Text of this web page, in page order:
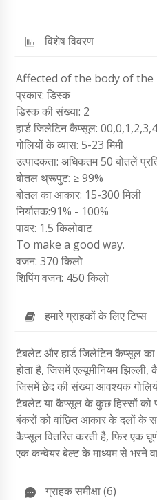
विशेष विवरण
Affected of the body of the
प्रकार: डिस्क
डिस्क की संख्या: 2
हार्ड जिलेटिन कैप्सूल:
गोलियों के व्यास: 5-23 मिमी
उत्पादकता: अधिकतम 50 बोतलें
बोतल थ्रूपुट: ≥ 99%
बोतल का आकार: 15-300 मिली
निर्यातक:91% - 100%
पावर: 1.5 किलोवाट
To make a good way.
वजन: 370 किलो
शिपिंग वजन: 450 किलो
हमारे ग्राहकों के लिए टिप्स
टैबलेट और हार्ड जिलेटिन कैप्सूल
होता है, जिसमें एल्यूमीनियम
जिसमें छेद की संख्या आवश्यक
टैबलेट या कैप्सूल के कुछ हिस्सों को
बंकरों को वांछित आकार के दलों के
कैप्सूल वितरित करती है, फिर एक
एक कन्वेयर बेल्ट के माध्यम से भरने
ग्राहक समीक्षा (6)